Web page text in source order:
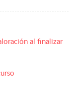
al finalizar